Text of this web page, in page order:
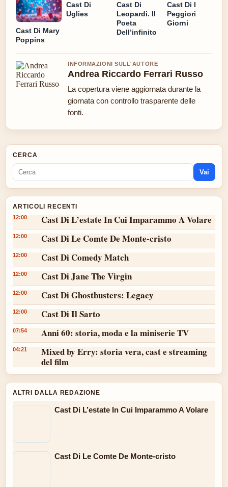
Cast Di Mary
Poppins
Cast Di
Uglies
Cast Di
Leopardi. Il
Poeta
Dell’infinito
Cast Di I
Peggiori
Giorni
INFORMAZIONI SULL'AUTORE
Andrea Riccardo Ferrari Russo
La copertura viene aggiornata durante la
giornata con controllo trasparente delle
fonti.
CERCA
Vai
ARTICOLI RECENTI
12:00 Cast Di L’estate In Cui Imparammo A Volare
12:00 Cast Di Le Comte De Monte-cristo
12:00 Cast Di Comedy Match
12:00 Cast Di Jane The Virgin
12:00 Cast Di Ghostbusters: Legacy
12:00 Cast Di Il Sarto
07:54 Anni 60: storia, moda e la miniserie TV
04:21
Mixed by Erry: storia vera, cast e streaming
del film
ALTRI DALLA REDAZIONE
Cast Di L’estate In Cui Imparammo A Volare
Cast Di Le Comte De Monte-cristo